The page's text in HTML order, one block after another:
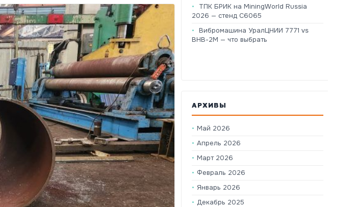
ТПК БРИК на MiningWorld Russia
2026 — стенд C6065
Вибромашина УралЦНИИ 7771 vs
ВНВ-2М — что выбрать
АРХИВЫ
Май 2026
Апрель 2026
Март 2026
Февраль 2026
Январь 2026
Декабрь 2025